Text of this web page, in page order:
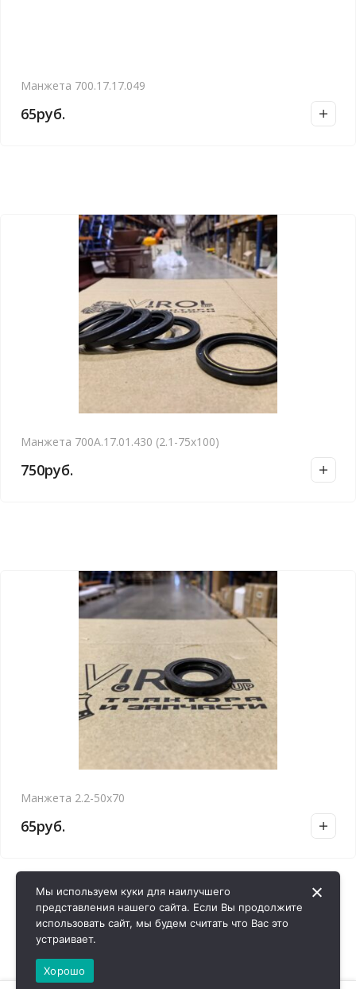
Манжета 700.17.17.049
65руб.
Манжета 700А.17.01.430 (2.1-75х100)
750руб.
Манжета 2.2-50х70
65руб.
Мы используем куки для наилучшего
представления нашего сайта. Если Вы продолжите
использовать сайт, мы будем считать что Вас это
устраивает.
Хорошо